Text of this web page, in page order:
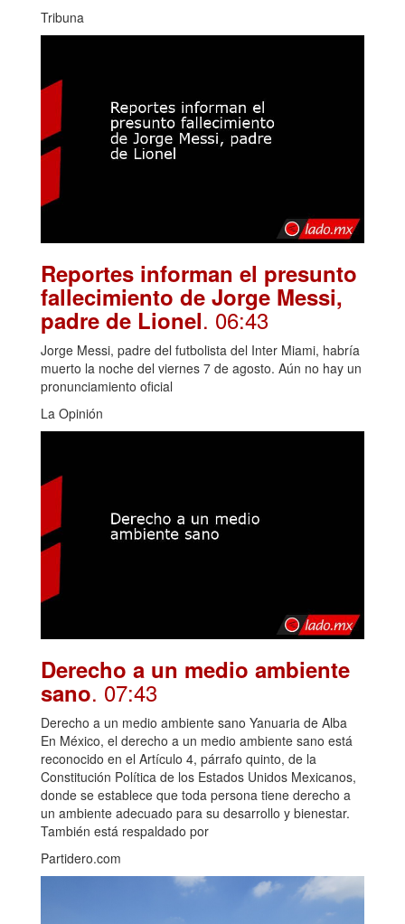
Tribuna
Reportes informan el presunto
fallecimiento de Jorge Messi,
padre de Lionel. 06:43
Jorge Messi, padre del futbolista del Inter Miami, habría
muerto la noche del viernes 7 de agosto. Aún no hay un
pronunciamiento oficial
La Opinión
Derecho a un medio ambiente
sano. 07:43
Derecho a un medio ambiente sano Yanuaria de Alba
En México, el derecho a un medio ambiente sano está
reconocido en el Artículo 4, párrafo quinto, de la
Constitución Política de los Estados Unidos Mexicanos,
donde se establece que toda persona tiene derecho a
un ambiente adecuado para su desarrollo y bienestar.
También está respaldado por
Partidero.com